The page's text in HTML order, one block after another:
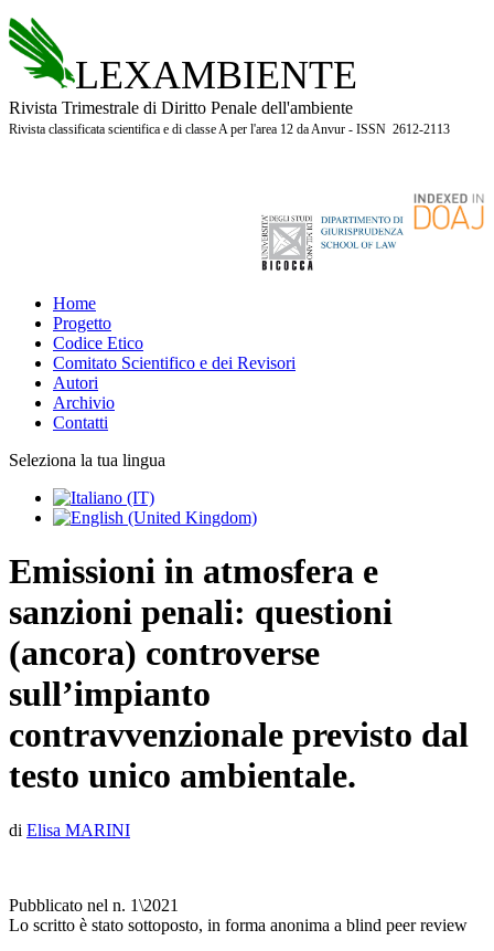
LEXAMBIENTE
Rivista Trimestrale di Diritto Penale dell'ambiente
Rivista classificata scientifica e di classe A per l'area 12 da Anvur - ISSN 2612-2113
Home
Progetto
Codice Etico
Comitato Scientifico e dei Revisori
Autori
Archivio
Contatti
Seleziona la tua lingua
Emissioni in atmosfera e
sanzioni penali: questioni
(ancora) controverse
sull’impianto
contravvenzionale previsto dal
testo unico ambientale.
di Elisa MARINI
Pubblicato nel n. 1\2021
Lo scritto è stato sottoposto, in forma anonima a blind peer review